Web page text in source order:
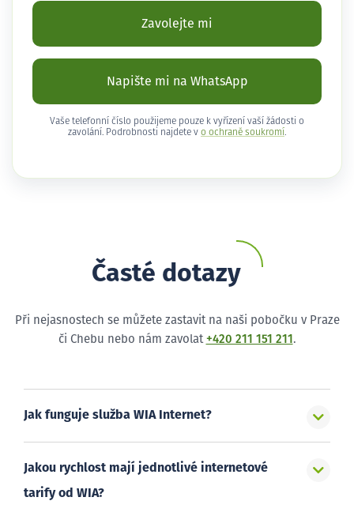
Zavolejte mi
Napište mi na WhatsApp
Vaše telefonní číslo použijeme pouze k vyřízení vaší žádosti o
zavolání. Podrobnosti najdete v o ochraně soukromí .
Časté dotazy
Při nejasnostech se můžete zastavit na naši pobočku v Praze
či Chebu nebo nám zavolat +420 211 151 211 .
Jak funguje služba WIA Internet?
Jakou rychlost mají jednotlivé internetové
tarify od WIA?